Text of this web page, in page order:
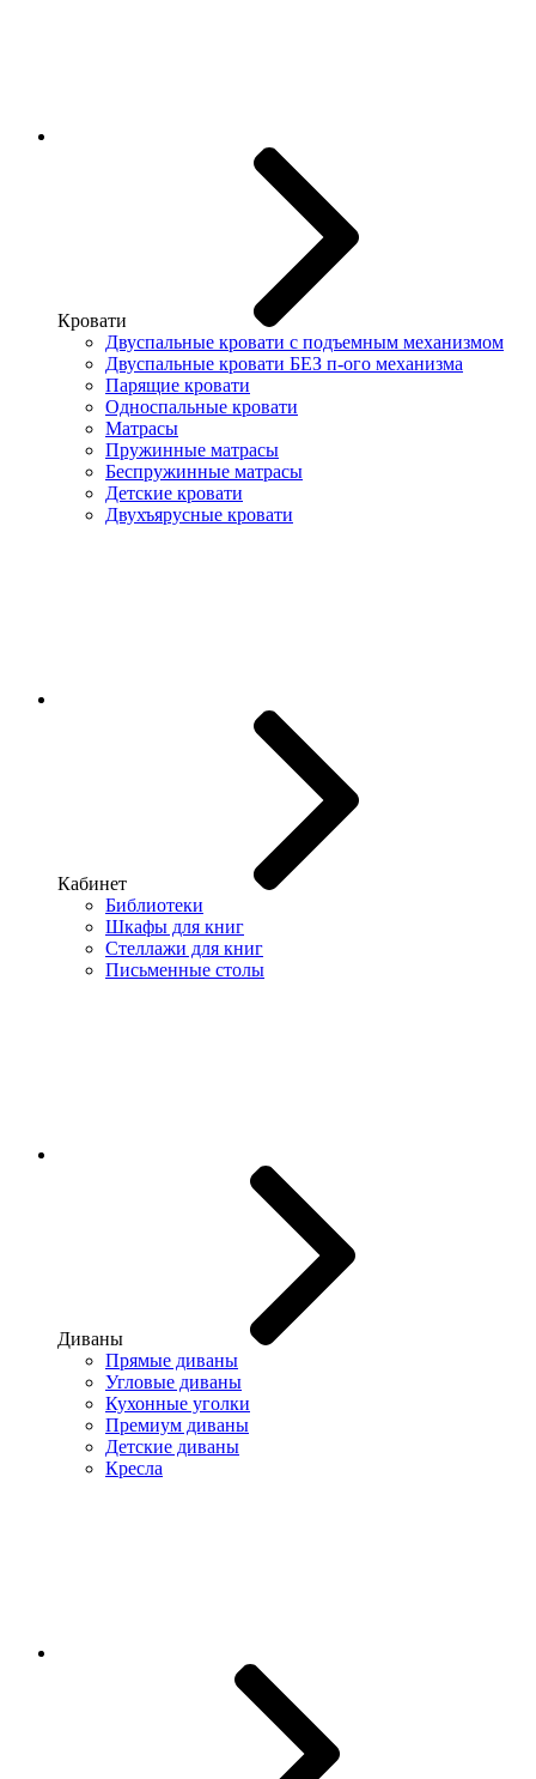
Кровати
Двуспальные кровати с подъемным механизмом
Двуспальные кровати БЕЗ п-ого механизма
Парящие кровати
Односпальные кровати
Матрасы
Пружинные матрасы
Беспружинные матрасы
Детские кровати
Двухъярусные кровати
Кабинет
Библиотеки
Шкафы для книг
Стеллажи для книг
Письменные столы
Диваны
Прямые диваны
Угловые диваны
Кухонные уголки
Премиум диваны
Детские диваны
Кресла